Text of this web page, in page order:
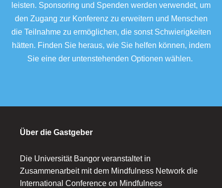
leisten. Sponsoring und Spenden werden verwendet, um
den Zugang zur Konferenz zu erweitern und Menschen
die Teilnahme zu ermöglichen, die sonst Schwierigkeiten
hätten. Finden Sie heraus, wie Sie helfen können, indem
Sie eine der untenstehenden Optionen wählen.
Über die Gastgeber
Die Universität Bangor veranstaltet in
Zusammenarbeit mit dem Mindfulness Network die
International Conference on Mindfulness